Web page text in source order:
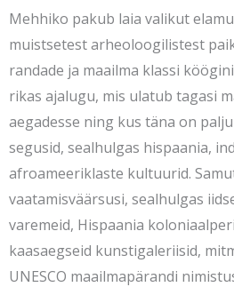
Mehhiko pakub laia valikut
muistsetest arheoloogilistest
randade ja maailma klassi
rikas ajalugu, mis ulatub tagasi
aegadesse ning kus täna on
segusid, sealhulgas hispaania,
afroameeriklaste kultuurid.
vaatamisväärsusi, sealhulgas
varemeid, Hispaania
kaasaegseid kunstigaleriisid,
UNESCO maailmapärandi